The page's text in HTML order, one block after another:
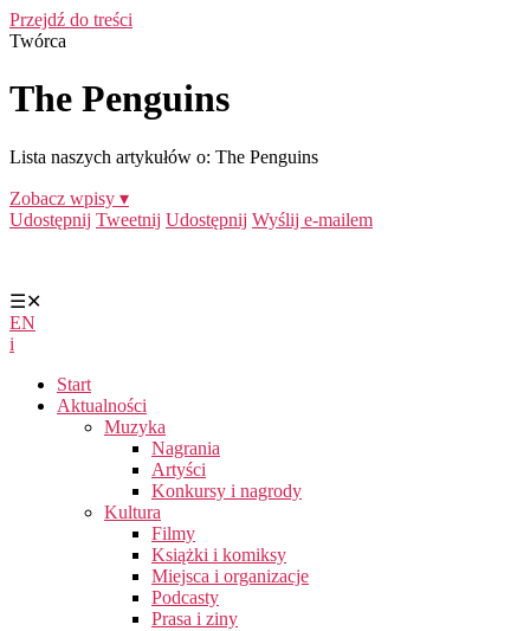
Przejdź do treści
Twórca
The Penguins
Lista naszych artykułów o: The Penguins
Zobacz wpisy ▾
Udostępnij Tweetnij Udostępnij Wyślij e-mailem
☰✕
EN
i
Start
Aktualności
Muzyka
Nagrania
Artyści
Konkursy i nagrody
Kultura
Filmy
Książki i komiksy
Miejsca i organizacje
Podcasty
Prasa i ziny